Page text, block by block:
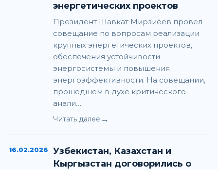
энергетических проектов
Президент Шавкат Мирзиёев провел
совещание по вопросам реализации
крупных энергетических проектов,
обеспечения устойчивости
энергосистемы и повышения
энергоэффективности. На совещании,
прошедшем в духе критического
анали…
Читать далее →
16.02.2026
Узбекистан, Казахстан и
Кыргызстан договорились о